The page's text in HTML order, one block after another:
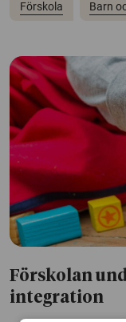
Förskola Barn
Förskolan
integration